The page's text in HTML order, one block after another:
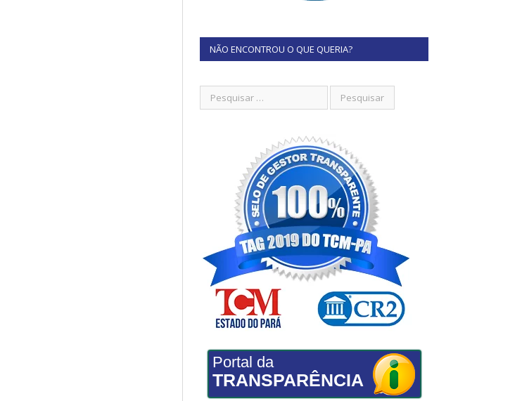
NÃO ENCONTROU O QUE QUERIA?
Portal da
TRANSPARÊNCIA